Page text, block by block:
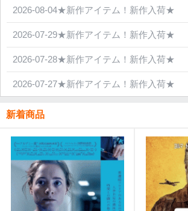
2026-08-04★新作アイテム！新作入荷★
2026-07-29★新作アイテム！新作入荷★
2026-07-28★新作アイテム！新作入荷★
2026-07-27★新作アイテム！新作入荷★
新着商品